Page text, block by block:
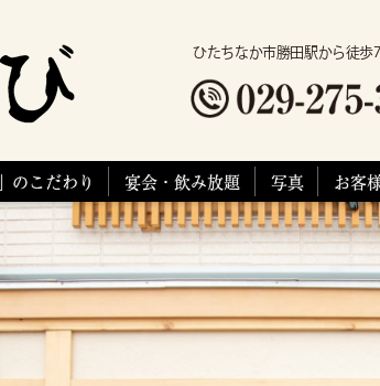
ひたちなか市勝田駅から徒歩
のこだわり 宴会・飲み放題 写真 お客